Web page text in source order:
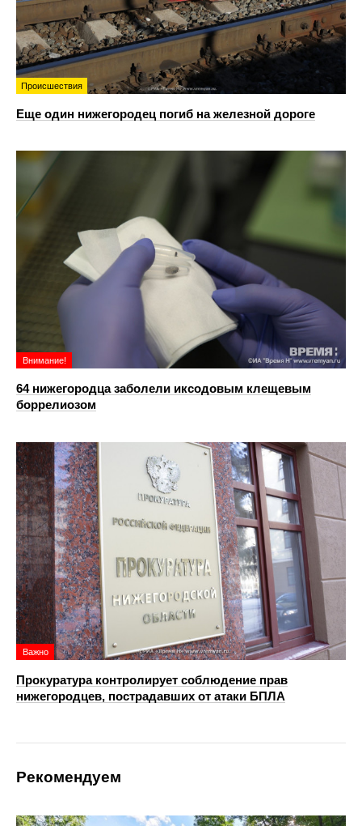
Происшествия
Еще один нижегородец погиб на железной дороге
Внимание!
64 нижегородца заболели иксодовым клещевым
боррелиозом
Важно
Прокуратура контролирует соблюдение прав
нижегородцев, пострадавших от атаки БПЛА
Рекомендуем